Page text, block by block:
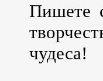
Пишете
чудеса!